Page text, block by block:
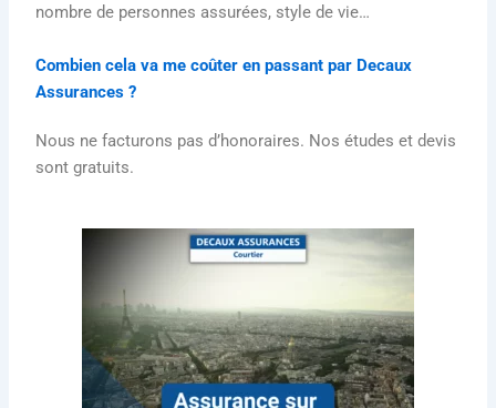
nombre de personnes assurées, style de vie…
Combien cela va me coûter en passant par Decaux
Assurances ?
Nous ne facturons pas d’honoraires. Nos études et devis
sont gratuits.